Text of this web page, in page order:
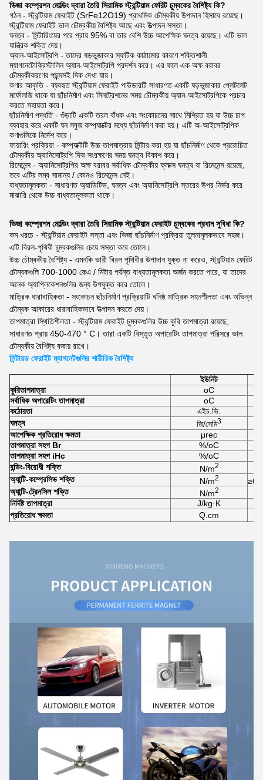
ভিজা কম্প্রেশন মোল্ডিং দ্বারা তৈরি সিরামিক স্ট্রন্টিয়াম ফেরিট চুম্বকের বৈশিষ্ট্য কি?
গঠন - স্ট্রন্টিয়াম ফেরাইট (SrFe12O19) প্রাথমিক চৌম্বকীয় উপাদান হিসাবে রয়েছে।
স্ট্রন্টিয়াম ফেরাইট ভাল চৌম্বকীয় বৈশিষ্ট্য আছে এবং উত্পাদন সস্তা।
ঘনত্ব - সিন্টারিংয়ের পরে প্রায় 95% বা তার বেশি উচ্চ আপেক্ষিক ঘনত্ব রয়েছে। এটি ভাল
যান্ত্রিক শক্তি দেয়।
অ্যান-আইসোট্রপি - তাদের ষড়ভুজাকার স্ফটিক কাঠামোর কারণে শক্তিশালী
ম্যাগনেটোক্রিস্টালিন অ্যান-আইসোট্রপি প্রদর্শন করে। এর ফলে এক অক্ষ বরাবর
চৌম্বকীকরণের পছন্দসই দিক দেখা যায়।
কণার আকৃতি - ব্যবহৃত স্ট্রন্টিয়াম ফেরাইট পাউডারটি সাধারণত একটি ষড়ভুজাকার প্লেটলেট
মর্ফোলজি থাকে যা ছাঁচনির্মাণ এবং সিনট্রেশনের সময় চৌম্বকীয় অ্যান-আইসোট্রপিকে প্রচার
করতে সহায়তা করে।
ছাঁচনির্মাণ পদ্ধতি - গুঁড়াটি একটি তরল বাঁধক এবং সংকোচনের সাথে মিশ্রিত হয় যা উচ্চ চাপ
ব্যবহার করে একটি ঘন সবুজ কম্প্যাক্টের মধ্যে ছাঁচনির্মাণ করা হয়। এটি অ-আইসোট্রপিক
কণাগুলিকে নির্দেশ করে।
ফায়ারিং প্রক্রিয়া - কম্প্যাক্টটি উচ্চ তাপমাত্রায় সিন্টার করা হয় যা ছাঁচনির্মাণ থেকে প্ররোচিত
চৌম্বকীয় অ্যানিসোট্রপি দিক সংরক্ষণের সময় ঘনত্ব বিকাশ করে।
রিমেনেন্স - অ্যানিসোট্রপির অক্ষ বরাবর সর্বাধিক চৌম্বকীয় ফ্লাক্স ঘনত্ব বা রিমেনেন্স রয়েছে,
তবে এটির লম্ব সামান্য / কোনও রিমেনেন্স নেই।
বাধ্যতামূলকতা - সাধারণত অ্যাডিটিভ, ঘনত্ব এবং অ্যানিসোট্রপি স্তরের উপর নির্ভর করে
মাঝারি থেকে উচ্চ বাধ্যতামূলকতা থাকে।
ভিজা কম্প্রেশন মোল্ডিং দ্বারা তৈরি সিরামিক স্ট্রন্টিয়াম ফেরাইট চুম্বকের প্রধান সুবিধা কি?
কম খরচে - স্ট্রন্টিয়াম ফেরাইট সস্তা এবং ভিজা ছাঁচনির্মাণ প্রক্রিয়া তুলনামূলকভাবে সহজ।
এটি বিরল-পৃথিবী চুম্বকগুলির চেয়ে সস্তা করে তোলে।
উচ্চ চৌম্বকীয় বৈশিষ্ট্য - এমনকি ভারী বিরল পৃথিবীর উপাদান যুক্ত না করেও, স্ট্রন্টিয়াম ফেরিট
চৌম্বকগুলি 700-1000 কেএ / মিটার পর্যন্ত বাধ্যতামূলকতা অর্জন করতে পারে, যা তাদের
অনেক অ্যাপ্লিকেশনগুলির জন্য উপযুক্ত করে তোলে।
মাত্রিক ধারাবাহিকতা - সংকোচন ছাঁচনির্মাণ প্রক্রিয়াটি ঘনিষ্ঠ মাত্রিক সহনশীলতা এবং অভিন্ন
চৌম্বক আকারের ধারাবাহিকভাবে উত্পাদন করতে দেয়।
তাপমাত্রা স্থিতিশীলতা - স্ট্রন্টিয়াম ফেরাইট চুম্বকগুলির উচ্চ কুরি তাপমাত্রা রয়েছে,
সাধারণত প্রায় 450-470 ° C। তারা একটি বিস্তৃত অপারেটিং তাপমাত্রা পরিসরে ভাল
চৌম্বকীয় বৈশিষ্ট্য বজায় রাখে।
সিন্টারড ফেরাইট ম্যাগনেটগুলির শারীরিক বৈশিষ্ট্য
ইউনিট
কুরিতাপমাত্রা
oC
সর্বাধিক অপারেটিং তাপমাত্রা
oC
কঠোরতা
এইচ.ভি.
ঘনত্ব
জি/সেমি3
আপেক্ষিক প্রতিরোধ ক্ষমতা
μrec
তাপমাত্রা সহগ Br
%/oC
তাপমাত্রা সহগ iHc
%/oC
বন্ডিং-বিরোধী শক্তি
N/m2
অ্যান্টি-কম্প্রেসিভ শক্তি N/m2
অ্যান্টি-ট্রেনসিল শক্তি
N/m2
নির্দিষ্ট তাপমাত্রা
J/kg·K
প্রতিরোধ ক্ষমতা
Q.cm